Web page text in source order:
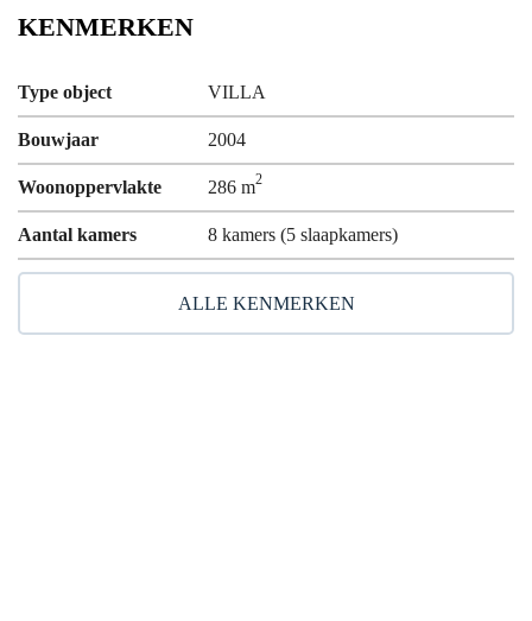
KENMERKEN
Type object VILLA
Bouwjaar 2004
Woonoppervlakte 286 m2
Aantal kamers 8 kamers (5 slaapkamers)
ALLE KENMERKEN